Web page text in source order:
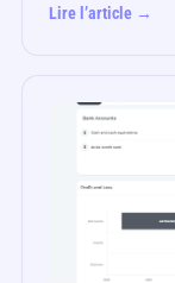
Lire l’article →